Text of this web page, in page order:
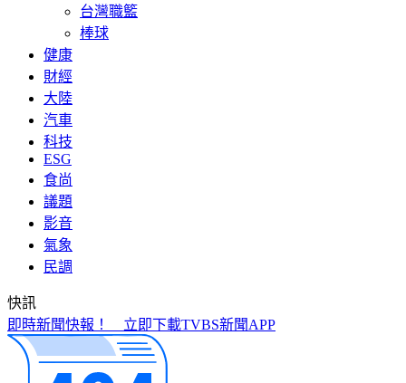
台灣職籃
棒球
健康
財經
大陸
汽車
科技
ESG
食尚
議題
影音
氣象
民調
快訊
疲勞提不起勁是警訊！醫揭「半憂鬱」危機 這樣吃睡才能好